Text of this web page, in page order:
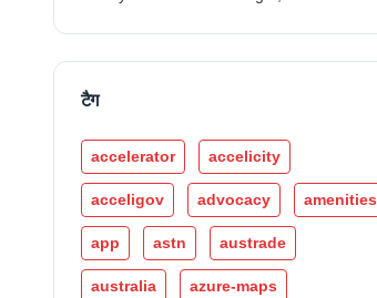
टैग
accelerator accelicity
acceligov advocacy amenities
app astn austrade
australia azure-maps